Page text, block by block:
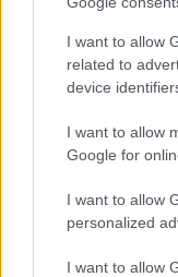
I want to allow
related to
device
I want to allow
Google for
I want to allow
personalized
I want to allow
Failed to fetch
Kategorije:
Ključne besede: